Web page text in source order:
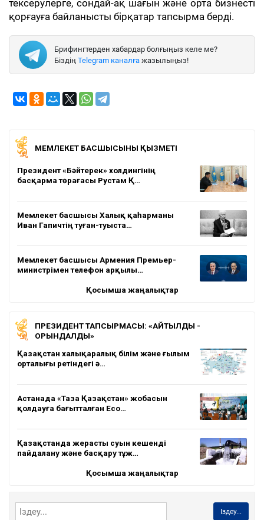
тексерулерге, сондай-ақ шағын және орта бизнесті
қорғауға байланысты бірқатар тапсырма берді.
Брифингтерден хабардар болғыңыз келе ме?
Біздің Telegram каналға жазылыңыз!
МЕМЛЕКЕТ БАСШЫСЫНЫҢ ҚЫЗМЕТІ
Президент «Бәйтерек» холдингінің
басқарма төрағасы Рустам Қ…
Мемлекет басшысы Халық қаһарманы
Иван Гапичтің туған-туыста…
Мемлекет басшысы Армения Премьер-
министрімен телефон арқылы…
Қосымша жаңалықтар
ПРЕЗИДЕНТ ТАПСЫРМАСЫ: «АЙТЫЛДЫ -
ОРЫНДАЛДЫ»
Қазақстан халықаралық білім және ғылым
орталығы ретіндегі ә…
Астанада «Таза Қазақстан» жобасын
қолдауға бағытталған Eco…
Қазақстанда жерасты суын кешенді
пайдалану және басқару тұж…
Қосымша жаңалықтар
Іздеу...